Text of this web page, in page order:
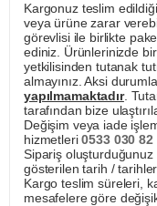
Kargonuz teslim
veya ürüne zarar
görevlisi ile birlikte
ediniz. Ürünlerinizde
yetkilisinden tutanak
almayınız. Aksi
yapılmamaktadır.
tarafından bize
Değişim veya iade
hizmetleri0533 030 82
Sipariş oluşturduğunuz
gösterilen tarih /
Kargo teslim süreleri,
mesafelere göre